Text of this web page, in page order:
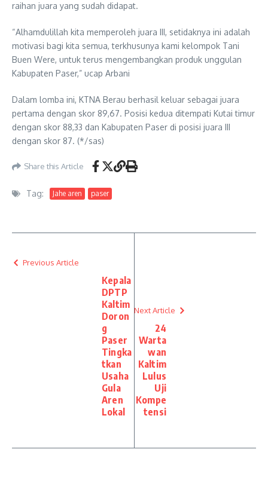
raihan juara yang sudah didapat.
“Alhamdulillah kita memperoleh juara III, setidaknya ini adalah
motivasi bagi kita semua, terkhusunya kami kelompok Tani
Buen Were, untuk terus mengembangkan produk unggulan
Kabupaten Paser,” ucap Arbani
Dalam lomba ini, KTNA Berau berhasil keluar sebagai juara
pertama dengan skor 89,67. Posisi kedua ditempati Kutai timur
dengan skor 88,33 dan Kabupaten Paser di posisi juara III
dengan skor 87. (*/sas)
Share this Article
Tag: Jahe aren paser
Previous Article
Kepala
DPTP
Kaltim
Doron
g
Paser
Tingka
tkan
Usaha
Gula
Aren
Lokal
Next Article
24
Warta
wan
Kaltim
Lulus
Uji
Kompe
tensi